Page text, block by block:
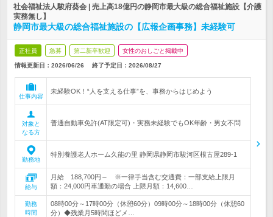
社会福祉法人駿府葵会 | 売上高18億円の静岡市最大級の総合福祉施設【介護
実務無し】
静岡市最大級の総合福祉施設の【広報企画事務】未経験可
正社員 急募 第二新卒歓迎 女性のおしごと掲載中
情報更新日：2026/06/26 終了予定日： 2026/08/27
仕事内容
未経験OK！“人を支える仕事”を、事務からはじめよう
対象と
なる方
普通自動車免許(AT限定可)・実務未経験でもOK年齢・男女不問
勤務地
特別養護老人ホーム久能の里 静岡県静岡市駿河区根古屋289-1
給与
月給 188,700円～ ※一律手当含む交通費：一部支給上限月
額：24,000円車通勤の場合 上限月額：14,600…
勤務
時間
08時00分～17時00分（休憩60分）09時00分～18時00分（休憩60
分）◆残業月5時間ほどメ…